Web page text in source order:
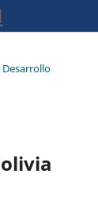
Desarrollo